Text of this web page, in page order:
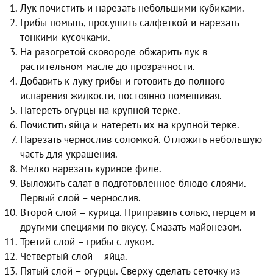
Лук почистить и нарезать небольшими кубиками.
Грибы помыть, просушить салфеткой и нарезать
тонкими кусочками.
На разогретой сковороде обжарить лук в
растительном масле до прозрачности.
Добавить к луку грибы и готовить до полного
испарения жидкости, постоянно помешивая.
Натереть огурцы на крупной терке.
Почистить яйца и натереть их на крупной терке.
Нарезать чернослив соломкой. Отложить небольшую
часть для украшения.
Мелко нарезать куриное филе.
Выложить салат в подготовленное блюдо слоями.
Первый слой – чернослив.
Второй слой – курица. Приправить солью, перцем и
другими специями по вкусу. Смазать майонезом.
Третий слой – грибы с луком.
Четвертый слой – яйца.
Пятый слой – огурцы. Сверху сделать сеточку из